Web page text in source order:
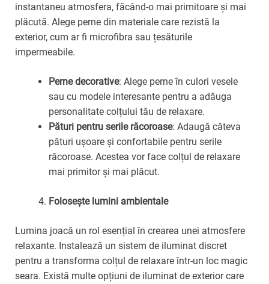
instantaneu atmosfera, făcând-o mai primitoare și mai
plăcută. Alege perne din materiale care rezistă la
exterior, cum ar fi microfibra sau țesăturile
impermeabile.
Perne decorative: Alege perne în culori vesele
sau cu modele interesante pentru a adăuga
personalitate colțului tău de relaxare.
Pături pentru serile răcoroase: Adaugă câteva
pături ușoare și confortabile pentru serile
răcoroase. Acestea vor face colțul de relaxare
mai primitor și mai plăcut.
Folosește lumini ambientale
Lumina joacă un rol esențial în crearea unei atmosfere
relaxante. Instalează un sistem de iluminat discret
pentru a transforma colțul de relaxare într-un loc magic
seara. Există multe opțiuni de iluminat de exterior care